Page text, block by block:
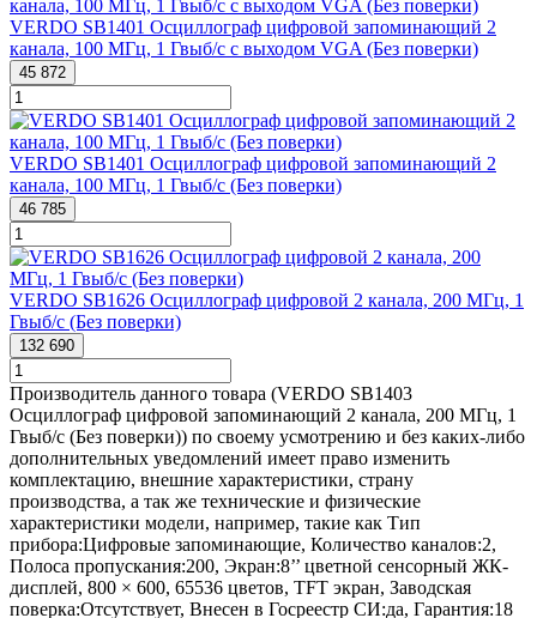
VERDO SB1401 Осциллограф цифровой запоминающий 2
канала, 100 МГц, 1 Гвыб/с с выходом VGA (Без поверки)
45 872
VERDO SB1401 Осциллограф цифровой запоминающий 2
канала, 100 МГц, 1 Гвыб/с (Без поверки)
46 785
VERDO SB1626 Осциллограф цифровой 2 канала, 200 МГц, 1
Гвыб/с (Без поверки)
132 690
Производитель данного товара (VERDO SB1403
Осциллограф цифровой запоминающий 2 канала, 200 МГц, 1
Гвыб/с (Без поверки)) по своему усмотрению и без каких-либо
дополнительных уведомлений имеет право изменить
комплектацию, внешние характеристики, страну
производства, а так же технические и физические
характеристики модели, например, такие как Тип
прибора:Цифровые запоминающие, Количество каналов:2,
Полоса пропускания:200, Экран:8’’ цветной сенсорный ЖК-
дисплей, 800 × 600, 65536 цветов, TFT экран, Заводская
поверка:Отсутствует, Внесен в Госреестр СИ:да, Гарантия:18